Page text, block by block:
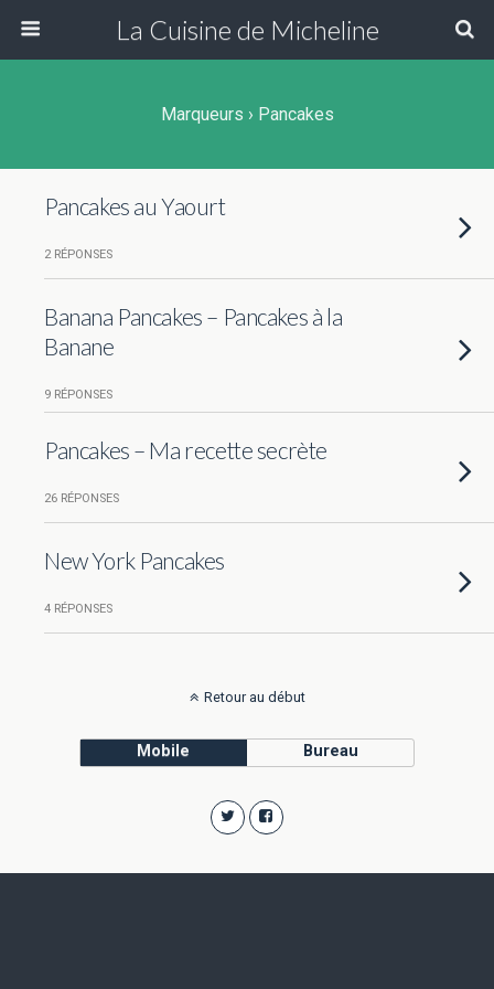
La Cuisine de Micheline
Marqueurs › Pancakes
Pancakes au Yaourt
2 RÉPONSES
Banana Pancakes – Pancakes à la
Banane
9 RÉPONSES
Pancakes – Ma recette secrète
26 RÉPONSES
New York Pancakes
4 RÉPONSES
Retour au début
Mobile Bureau